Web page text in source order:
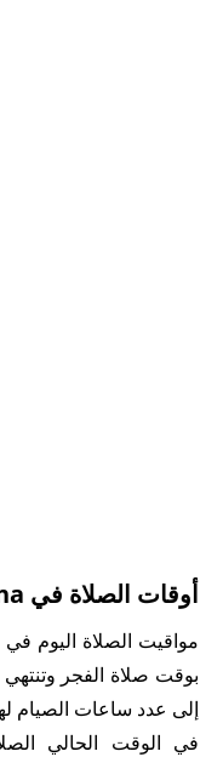
أوقات الصلاة في Astana ، كازاخستان
مواقيت الصلاة اليوم في
بوقت صلاة الفجر
إلى عدد ساعات الصيام لهذا اليوم
في الوقت الحالي